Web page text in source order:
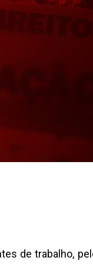
de trabalho,